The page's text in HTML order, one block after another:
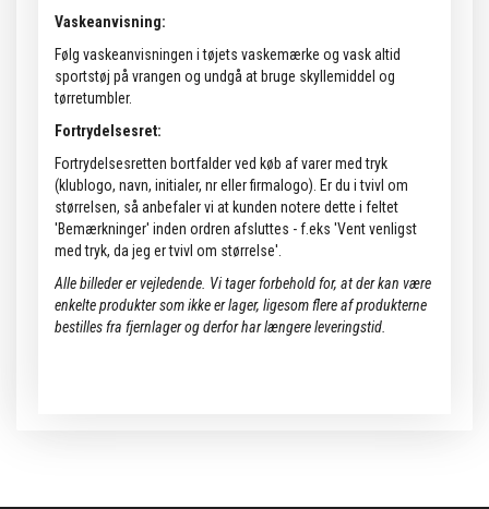
Vaskeanvisning:
Følg vaskeanvisningen i tøjets vaskemærke og vask altid
sportstøj på vrangen og undgå at bruge skyllemiddel og
tørretumbler.
Fortrydelsesret:
Fortrydelsesretten bortfalder ved køb af varer med tryk
(klublogo, navn, initialer, nr eller firmalogo). Er du i tvivl om
størrelsen, så anbefaler vi at kunden notere dette i feltet
'Bemærkninger' inden ordren afsluttes - f.eks 'Vent venligst
med tryk, da jeg er tvivl om størrelse'.
Alle billeder er vejledende. Vi tager forbehold for, at der kan være
enkelte produkter som ikke er lager, ligesom flere af produkterne
bestilles fra fjernlager og derfor har længere leveringstid.